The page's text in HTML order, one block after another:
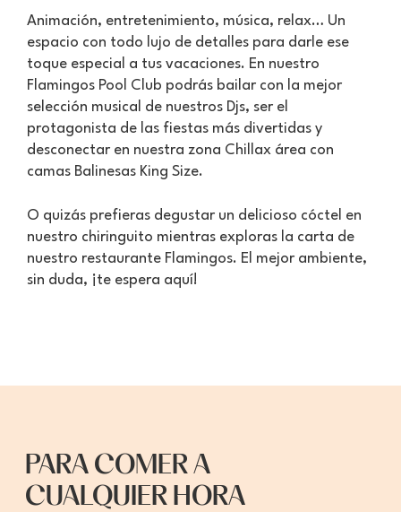
Animación, entretenimiento, música, relax… Un
espacio con todo lujo de detalles para darle ese
toque especial a tus vacaciones. En nuestro
Flamingos Pool Club podrás bailar con la mejor
selección musical de nuestros Djs, ser el
protagonista de las fiestas más divertidas y
desconectar en nuestra zona Chillax área con
camas Balinesas King Size.
O quizás prefieras degustar un delicioso cóctel en
nuestro chiringuito mientras exploras la carta de
nuestro restaurante Flamingos. El mejor ambiente,
sin duda, ¡te espera aquí!
PARA COMER A
CUALQUIER HORA